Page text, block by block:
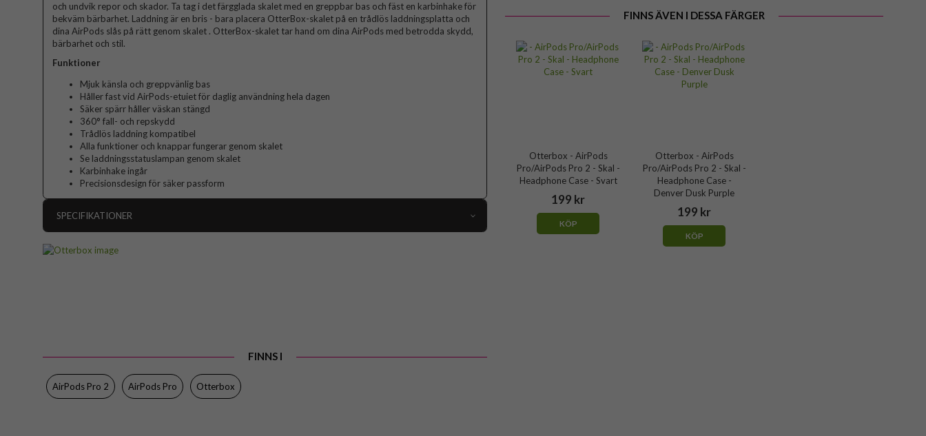
FINNS ÄVEN I DESSA FÄRGER
Otterbox - AirPods
Pro/AirPods Pro 2 - Skal -
Headphone Case - Svart
199 kr
KÖP
Otterbox - AirPods
Pro/AirPods Pro 2 - Skal -
Headphone Case -
Denver Dusk Purple
199 kr
KÖP
och undvik repor och skador. Ta tag i det färgglada skalet med en greppbar bas och fäst en karbinhake för
bekväm bärbarhet. Laddning är en bris - bara placera OtterBox-skalet på en trådlös laddningsplatta och
dina AirPods slås på rätt genom skalet . OtterBox-skalet tar hand om dina AirPods med betrodda skydd,
bärbarhet och stil.
Funktioner
Mjuk känsla och greppvänlig bas
Håller fast vid AirPods-etuiet för daglig användning hela dagen
Säker spärr håller väskan stängd
360° fall- och repskydd
Trådlös laddning kompatibel
Alla funktioner och knappar fungerar genom skalet
Se laddningsstatuslampan genom skalet
Karbinhake ingår
Precisionsdesign för säker passform
SPECIFIKATIONER
Varumärke
Tillverkarens art nr
FINNS I
AirPods Pro 2 AirPods Pro Otterbox